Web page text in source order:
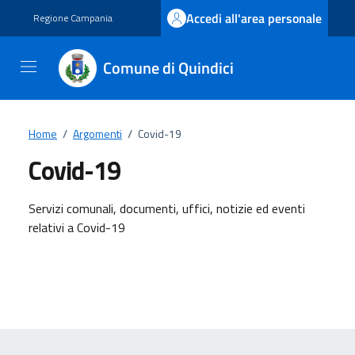
Regione Campania Accedi all'area personale
Comune di Quindici
Home / Argomenti / Covid-19
Covid-19
Dettagli dell'argomento
Servizi comunali, documenti, uffici, notizie ed eventi
relativi a Covid-19